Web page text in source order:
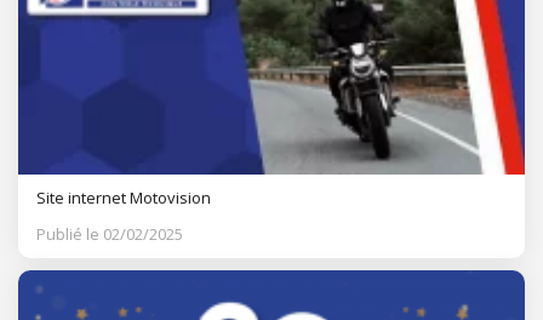
Site internet Motovision
Publié le 02/02/2025